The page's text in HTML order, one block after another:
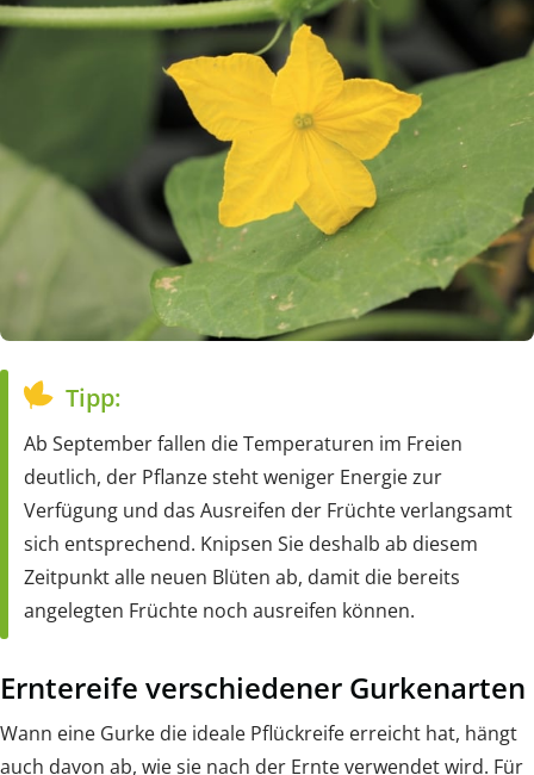
Tipp:
Ab September fallen die Temperaturen im Freien
deutlich, der Pflanze steht weniger Energie zur
Verfügung und das Ausreifen der Früchte verlangsamt
sich entsprechend. Knipsen Sie deshalb ab diesem
Zeitpunkt alle neuen Blüten ab, damit die bereits
angelegten Früchte noch ausreifen können.
Erntereife verschiedener Gurkenarten
Wann eine Gurke die ideale Pflückreife erreicht hat, hängt
auch davon ab, wie sie nach der Ernte verwendet wird. Für